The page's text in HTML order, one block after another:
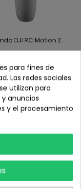
DJI RC Motion 2
€ Sin stock
para fines de
Las redes sociales
utilizan para
anuncios
y el procesamiento